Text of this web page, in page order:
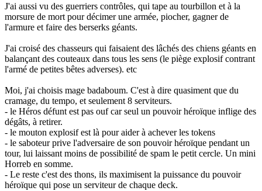
J'ai aussi vu des guerriers contrôles, qui tape au tourbillon et à la
morsure de mort pour décimer une armée, piocher, gagner de
l'armure et faire des berserks géants.
J'ai croisé des chasseurs qui faisaient des lâchés des chiens géants en
balançant des couteaux dans tous les sens (le piège explosif contrant
l'armé de petites bêtes adverses). etc
Moi, j'ai choisis mage badaboum. C'est à dire quasiment que du
cramage, du tempo, et seulement 8 serviteurs.
- le Héros défunt est pas ouf car seul un pouvoir héroïque inflige des
dégâts, à retirer.
- le mouton explosif est là pour aider à achever les tokens
- le saboteur prive l'adversaire de son pouvoir héroïque pendant un
tour, lui laissant moins de possibilité de spam le petit cercle. Un mini
Horreb en somme.
- Le reste c'est des thons, ils maximisent la puissance du pouvoir
héroïque qui pose un serviteur de chaque deck.